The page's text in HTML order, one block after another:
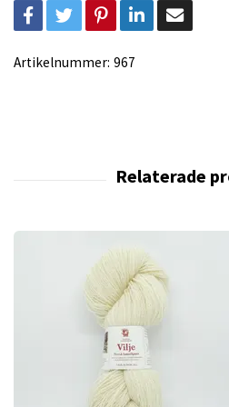
Artikelnummer: 967